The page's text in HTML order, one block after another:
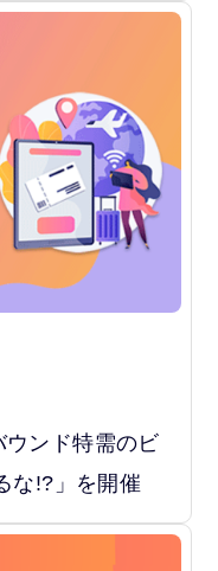
ンド特需のビ
な!?」を開催